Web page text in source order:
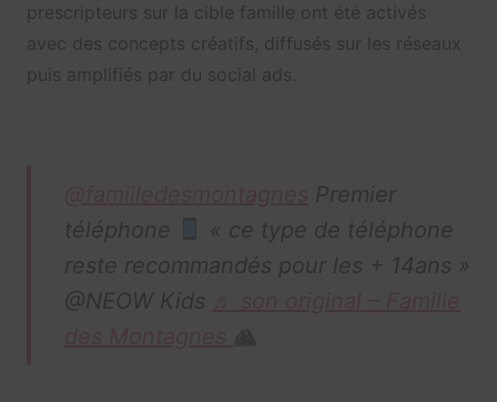
prescripteurs sur la cible famille ont été activés
avec des concepts créatifs, diffusés sur les réseaux
puis amplifiés par du social ads.
Premier
téléphone
« ce type de téléphone
reste recommandés pour les + 14ans »
@NEOW Kids